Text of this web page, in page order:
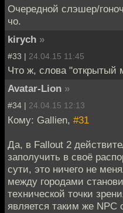
Очередной слэшер/
чо.
kirych »
#33 | 24.04.15 11:45
Что ж, слова "открытый
Avatar-Lion »
#34 | 24.04.15 12:13
Кому: Gallien, #31
Да, в Fallout 2
заполучить в своё
сути, это ничего не
между городами
технической точки
является таким же